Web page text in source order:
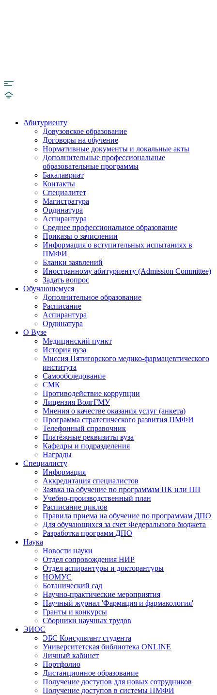
Абитуриенту
Довузовское образование
Договоры на обучение
Нормативные документы и локальные акты
Дополнительные профессиональные
образовательные программы
Бакалавриат
Контакты
Специалитет
Магистратура
Ординатура
Аспирантура
Среднее профессиональное образование
Приказы о зачислении
Информация о вступительных испытаниях в
ПМФИ
Бланки заявлений
Иностранному абитуриенту (Admission Committee)
Задать вопрос
Обучающемуся
Дополнительное образование
Расписание
Аспирантура
Ординатура
О Вузе
Медицинский пункт
История вуза
Миссия Пятигорского медико-фармацевтического
института
Самообследование
СМК
Противодействие коррупции
Лицензия ВолгГМУ
Мнения о качестве оказания услуг (анкета)
Программа стратегического развития ПМФИ
Телефонный справочник
Платёжные реквизиты вуза
Кафедры и подразделения
Награды
Специалисту
Информация
Аккредитация специалистов
Заявка на обучение по программам ПК или ПП
Учебно-производственный план
Расписание циклов
Правила приема на обучение по программам ДПО
Для обучающихся за счет Федерального бюджета
Разработка программ ДПО
Наука
Новости науки
Отдел сопровождения НИР
Отдел аспирантуры и докторантуры
НОМУС
Ботанический сад
Научно-практические мероприятия
Научный журнал 'Фармация и фармакология'
Гранты и конкурсы
Сборники научных трудов
ЭИОС
ЭБС Консультант студента
Университетская библиотека ONLINE
Личный кабинет
Портфолио
Дистанционное образование
Получение доступов для новых сотрудников
Получение доступов в системы ПМФИ